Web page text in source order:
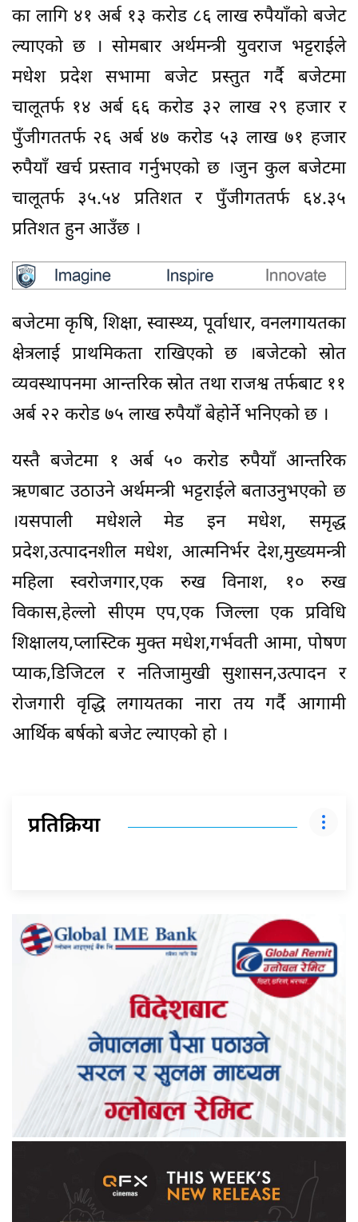
का लागि ४१ अर्ब १३ करोड ८६ लाख रुपैयाँको बजेट
ल्याएको छ । सोमबार अर्थमन्त्री युवराज भट्टराईले
मधेश प्रदेश सभामा बजेट प्रस्तुत गर्दै बजेटमा
चालूतर्फ १४ अर्ब ६६ करोड ३२ लाख २९ हजार र
पुँजीगततर्फ २६ अर्ब ४७ करोड ५३ लाख ७१ हजार
रुपैयाँ खर्च प्रस्ताव गर्नुभएको छ ।जुन कुल बजेटमा
चालूतर्फ ३५.५४ प्रतिशत र पुँजीगततर्फ ६४.३५
प्रतिशत हुन आउँछ ।
बजेटमा कृषि, शिक्षा, स्वास्थ्य, पूर्वाधार, वनलगायतका
क्षेत्रलाई प्राथमिकता राखिएको छ ।बजेटको स्रोत
व्यवस्थापनमा आन्तरिक स्रोत तथा राजश्व तर्फबाट ११
अर्ब २२ करोड ७५ लाख रुपैयाँ बेहोर्ने भनिएको छ ।
यस्तै बजेटमा १ अर्ब ५० करोड रुपैयाँ आन्तरिक
ऋणबाट उठाउने अर्थमन्त्री भट्टराईले बताउनुभएको छ
।यसपाली मधेशले मेड इन मधेश, समृद्ध
प्रदेश,उत्पादनशील मधेश, आत्मनिर्भर देश,मुख्यमन्त्री
महिला स्वरोजगार,एक रुख विनाश, १० रुख
विकास,हेल्लो सीएम एप,एक जिल्ला एक प्रविधि
शिक्षालय,प्लास्टिक मुक्त मधेश,गर्भवती आमा, पोषण
प्याक,डिजिटल र नतिजामुखी सुशासन,उत्पादन र
रोजगारी वृद्धि लगायतका नारा तय गर्दै आगामी
आर्थिक बर्षको बजेट ल्याएको हो ।
प्रतिक्रिया